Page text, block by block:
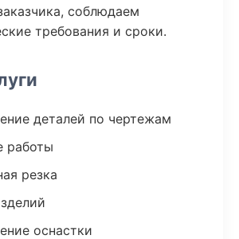
соблюдаем
требования и сроки.
деталей по чертежам
работы
резка
оснастки